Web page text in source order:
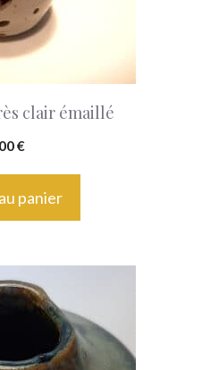
clair émaillé
€
panier